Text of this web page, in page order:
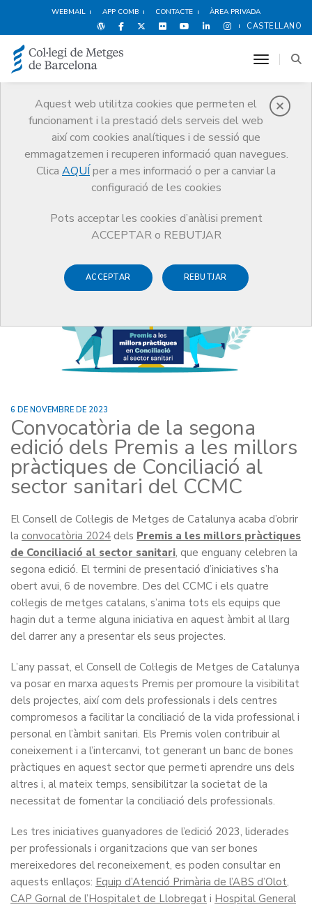
WEBMAIL APP COMB CONTACTE ÀREA PRIVADA
CASTELLANO
Aquest web utilitza cookies que permeten el
funcionament i la prestació dels serveis del web
així com cookies analítiques i de sessió que
emmagatzemen i recuperen informació quan navegues.
Clica AQUÍ per a mes informació o per a canviar la
configuració de les cookies
Pots acceptar les cookies d’anàlisi prement
ACCEPTAR o REBUTJAR
ACCEPTAR REBUTJAR
toggle
Notícies
Comunicació
Notícies
Convocatòria de la segona edició dels Premis a les millors pràctiques
de Conciliació al sector sanitari del CCMC
6 DE NOVEMBRE DE 2023
Convocatòria de la segona
edició dels Premis a les millors
pràctiques de Conciliació al
sector sanitari del CCMC
El Consell de Col·legis de Metges de Catalunya acaba d’obrir
la convocatòria 2024 dels Premis a les millors pràctiques
de Conciliació al sector sanitari, que enguany celebren la
segona edició. El termini de presentació d’iniciatives s’ha
obert avui, 6 de novembre. Des del CCMC i els quatre
col·legis de metges catalans, s’anima tots els equips que
hagin dut a terme alguna iniciativa en aquest àmbit al llarg
del darrer any a presentar els seus projectes.
L’any passat, el Consell de Col·legis de Metges de Catalunya
va posar en marxa aquests Premis per promoure la visibilitat
dels projectes, així com dels professionals i dels centres
compromesos a facilitar la conciliació de la vida professional i
personal en l’àmbit sanitari. Els Premis volen contribuir al
coneixement i a l’intercanvi, tot generant un banc de bones
pràctiques en aquest sector que permeti aprendre uns dels
altres i, al mateix temps, sensibilitzar la societat de la
necessitat de fomentar la conciliació dels professionals.
Les tres iniciatives guanyadores de l’edició 2023, liderades
per professionals i organitzacions que van ser bones
mereixedores del reconeixement, es poden consultar en
aquests enllaços: Equip d’Atenció Primària de l’ABS d’Olot,
CAP Gornal de l’Hospitalet de Llobregat i Hospital General